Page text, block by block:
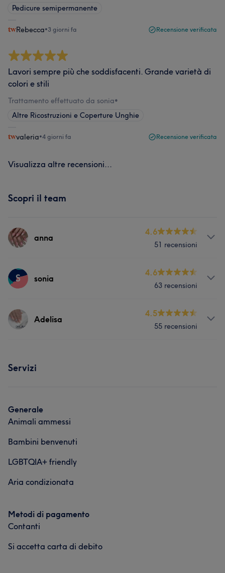
Pedicure semipermanente
Rebecca•3 giorni fa Recensione verificata
Lavori sempre più che soddisfacenti. Grande varietà di
colori e stili
Trattamento effettuato da sonia•
Altre Ricostruzioni e Coperture Unghie
valeria•4 giorni fa Recensione verificata
Visualizza altre recensioni...
Scopri il team
anna
4.6
51 recensioni
Servizi
Portfolio
S sonia
4.6
63 recensioni
Servizi
Portfolio
Adelisa
4.5
55 recensioni
Portfolio
Servizi
Generale
Animali ammessi
Bambini benvenuti
LGBTQIA+ friendly
Aria condizionata
Metodi di pagamento
Contanti
Si accetta carta di debito